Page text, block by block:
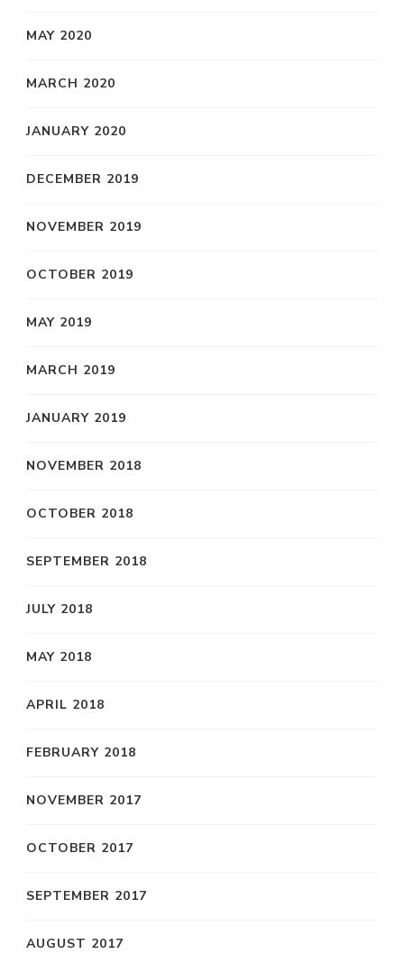
MAY 2020
MARCH 2020
JANUARY 2020
DECEMBER 2019
NOVEMBER 2019
OCTOBER 2019
MAY 2019
MARCH 2019
JANUARY 2019
NOVEMBER 2018
OCTOBER 2018
SEPTEMBER 2018
JULY 2018
MAY 2018
APRIL 2018
FEBRUARY 2018
NOVEMBER 2017
OCTOBER 2017
SEPTEMBER 2017
AUGUST 2017